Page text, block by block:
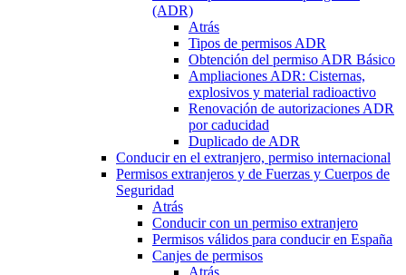
(ADR)
Atrás
Tipos de permisos ADR
Obtención del permiso ADR Básico
Ampliaciones ADR: Cisternas,
explosivos y material radioactivo
Renovación de autorizaciones ADR
por caducidad
Duplicado de ADR
Conducir en el extranjero, permiso internacional
Permisos extranjeros y de Fuerzas y Cuerpos de
Seguridad
Atrás
Conducir con un permiso extranjero
Permisos válidos para conducir en España
Canjes de permisos